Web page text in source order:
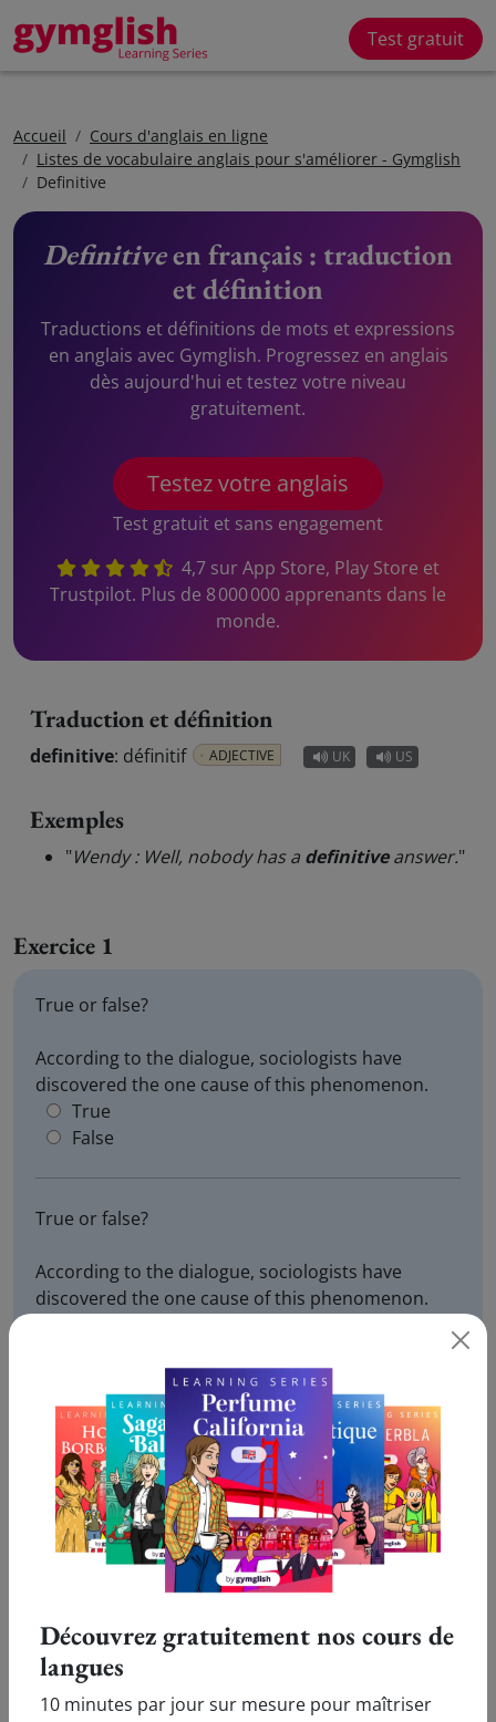
Test gratuit
Accueil
Cours d'anglais en ligne
Listes de vocabulaire anglais pour s'améliorer - Gymglish
Definitive
Definitiveen français : traduction
et définition
Traductions et définitions de mots et expressions
en anglais avec Gymglish. Progressez en anglais
dès aujourd'hui et testez votre niveau
gratuitement.
Testez votre anglais
Test gratuit et sans engagement
4,7 sur App Store, Play Store et
Trustpilot. Plus de 8 000 000 apprenants dans le
monde.
Traduction et définition
definitive: définitif ADJECTIVE UK US
Exemples
"Wendy : Well, nobody has a definitiveanswer."
Exercice 1
True or false?
According to the dialogue, sociologists have
discovered the one cause of this phenomenon.
True
False
True or false?
According to the dialogue, sociologists have
discovered the one cause of this phenomenon.
This is a false statement. When Brent asks
"why" voter turnout is so low, Wendy says
"nobody has a definitive answer". This means
that nobody knows for sure why this
phenomenon is happening. Wendy also says
"many factors come into play", meaning that
there are lots of reasons why people don't
Découvrez gratuitement nos cours de
langues
10 minutes par jour sur mesure pour maîtriser